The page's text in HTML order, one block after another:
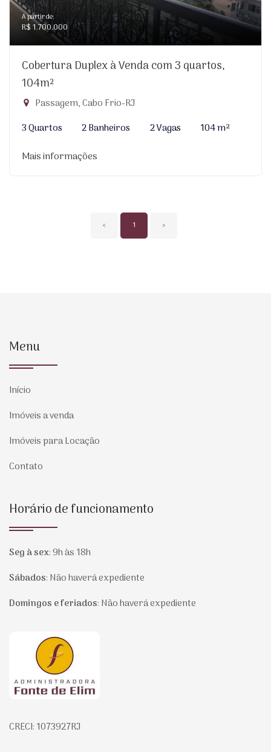
A partir de:
R$ 1.700.000
Cobertura Duplex à Venda com 3 quartos,
104m²
Passagem, Cabo Frio-RJ
3 Quartos
2 Banheiros 2 Vagas
104 m²
Mais informações
‹ 1 ›
Menu
Início
Imóveis a venda
Imóveis para Locação
Contato
Horário de funcionamento
Seg à sex:9h às 18h
Sábados: Não haverá expediente
Domingos e feriados: Não haverá expediente
Página inicial
CRECI: 1073927RJ